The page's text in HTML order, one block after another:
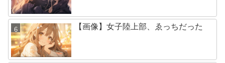
【画像】女子陸上部、ゑっちだった